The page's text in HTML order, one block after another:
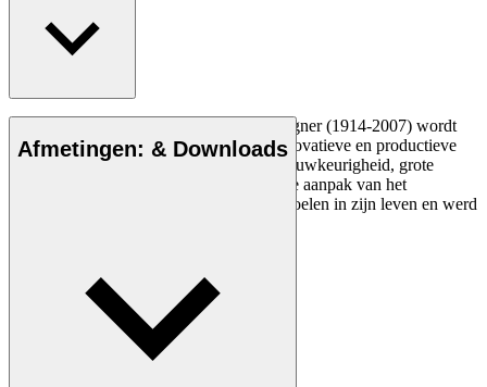
De Deense meubelontwerper Hans J. Wegner (1914-2007) wordt
gezien als een van de meest creatieve, innovatieve en productieve
ontwerpers aller tijden, bekend om zijn nauwkeurigheid, grote
inzicht in vakmanschap en compromisloze aanpak van het
ontwerpen. Wegner ontwierp bijna 500 stoelen in zijn leven en werd
Afmetingen: & Downloads